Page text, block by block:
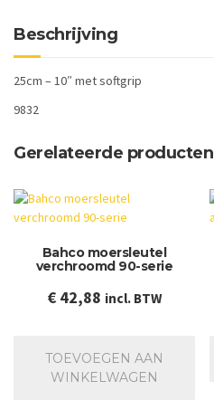
Beschrijving
25cm – 10″ met softgrip
9832
Gerelateerde producten
Bahco moersleutel
verchroomd 90-serie
€42,88 incl. BTW
TOEVOEGEN AAN
WINKELWAGEN